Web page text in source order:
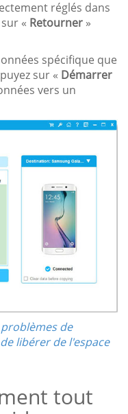
réglés dans
« Retourner »
spécifique que
sur « Démarrer
vers un
de
libérer de l'espace
tout